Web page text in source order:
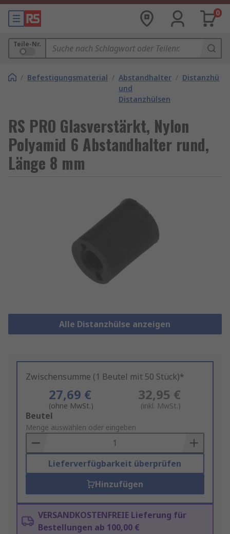
0
Teile-Nr.
/ Befestigungsmaterial / Abstandhalter
und
Distanzhülsen
/ Distanzhülse
RS PRO Glasverstärkt, Nylon
Polyamid 6 Abstandhalter rund,
Länge 8 mm
Alle Distanzhülse anzeigen
Zwischensumme (1 Beutel mit 50 Stück)*
27,69 €
(ohne MwSt.)
32,95 €
(inkl. MwSt.)
Add
to
Basket
Beutel
Menge auswählen oder eingeben
Lieferverfügbarkeit überprüfen
Hinzufügen
VERSANDKOSTENFREIE Lieferung für
Bestellungen ab 100,00 €